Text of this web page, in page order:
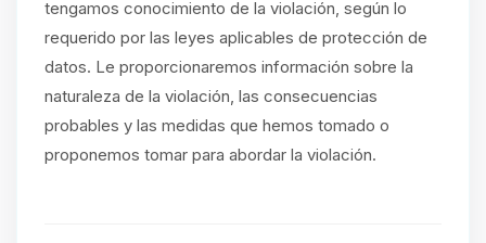
tengamos conocimiento de la violación, según lo
requerido por las leyes aplicables de protección de
datos. Le proporcionaremos información sobre la
naturaleza de la violación, las consecuencias
probables y las medidas que hemos tomado o
proponemos tomar para abordar la violación.